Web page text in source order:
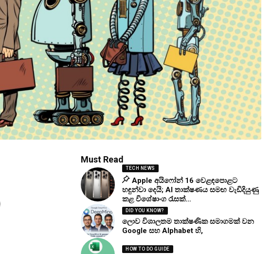
Must Read
TECH NEWS
Apple අයිෆෝන් 16 වෙළඳපොළට
හඳුන්වා දෙයි; AI තාක්ෂණය සමඟ වැඩිදියුණු
කළ විශේෂාංග රැසක්…
DID YOU KNOW?
ලොව විශාලතම තාක්ෂණික සමාගමක් වන
Google සහ Alphabet හි,
HOW TO DO GUIDE